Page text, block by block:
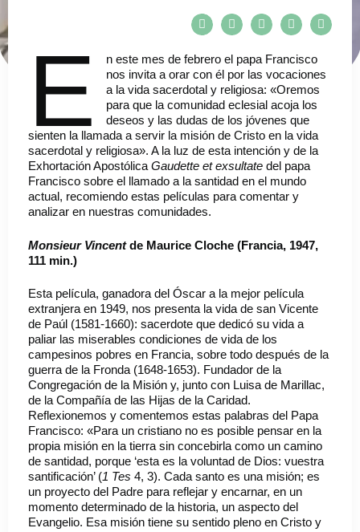
E
n este mes de febrero el papa Francisco
nos invita a orar con él por las vocaciones
a la vida sacerdotal y religiosa: «Oremos
para que la comunidad eclesial acoja los
deseos y las dudas de los jóvenes que
sienten la llamada a servir la misión de Cristo en la vida
sacerdotal y religiosa». A la luz de esta intención y de la
Exhortación Apostólica Gaudette et exsultate del papa
Francisco sobre el llamado a la santidad en el mundo
actual, recomiendo estas películas para comentar y
analizar en nuestras comunidades.
Monsieur Vincentde Maurice Cloche (Francia, 1947,
111 min.)
Esta película, ganadora del Óscar a la mejor película
extranjera en 1949, nos presenta la vida de san Vicente
de Paúl (1581-1660): sacerdote que dedicó su vida a
paliar las miserables condiciones de vida de los
campesinos pobres en Francia, sobre todo después de la
guerra de la Fronda (1648-1653). Fundador de la
Congregación de la Misión y, junto con Luisa de Marillac,
de la Compañía de las Hijas de la Caridad.
Reflexionemos y comentemos estas palabras del Papa
Francisco: «Para un cristiano no es posible pensar en la
propia misión en la tierra sin concebirla como un camino
de santidad, porque ‘esta es la voluntad de Dios: vuestra
santificación’ (1 Tes 4, 3). Cada santo es una misión; es
un proyecto del Padre para reflejar y encarnar, en un
momento determinado de la historia, un aspecto del
Evangelio. Esa misión tiene su sentido pleno en Cristo y